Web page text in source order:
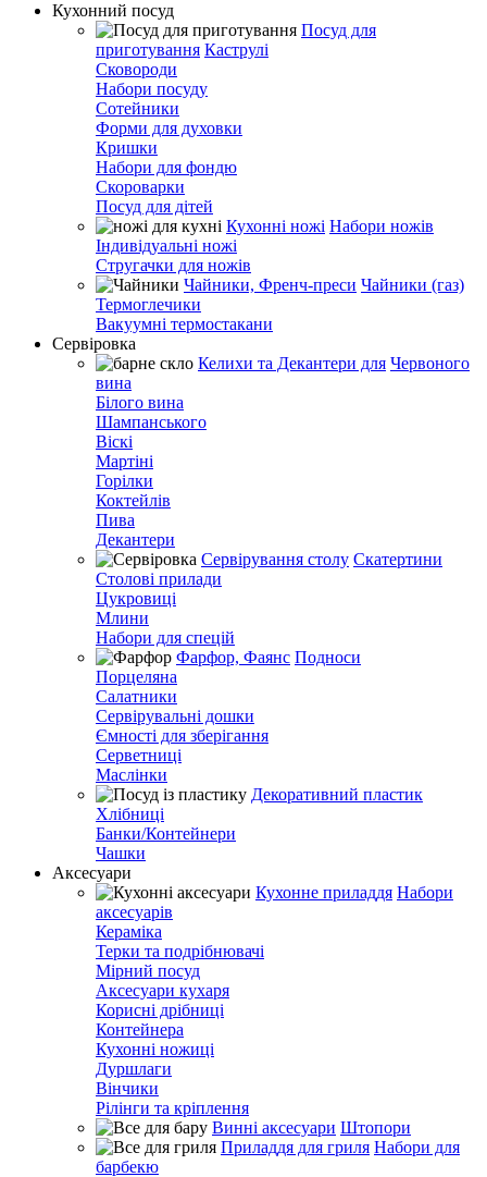
Кухонний посуд
Посуд для
приготування Каструлі
Сковороди
Набори посуду
Сотейники
Форми для духовки
Кришки
Набори для фондю
Скороварки
Посуд для дітей
Кухонні ножі Набори ножів
Індивідуальні ножі
Стругачки для ножів
Чайники, Френч-преси Чайники (газ)
Термоглечики
Вакуумні термостакани
Сервіровка
Келихи та Декантери для Червоного
вина
Білого вина
Шампанського
Віскі
Мартіні
Горілки
Коктейлів
Пива
Декантери
Сервірування столу Скатертини
Столові прилади
Цукровиці
Млини
Набори для спецій
Фарфор, Фаянс Подноси
Порцеляна
Салатники
Сервірувальні дошки
Ємності для зберігання
Серветниці
Маслінки
Декоративний пластик
Хлібниці
Банки/Контейнери
Чашки
Аксесуари
Кухонне приладдя Набори
аксесуарів
Кераміка
Терки та подрібнювачі
Мірний посуд
Аксесуари кухаря
Корисні дрібниці
Контейнера
Кухонні ножиці
Дуршлаги
Вінчики
Рілінги та кріплення
Винні аксесуари Штопори
Приладдя для гриля Набори для
барбекю